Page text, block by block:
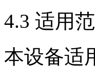
4.3 适用
本设备适